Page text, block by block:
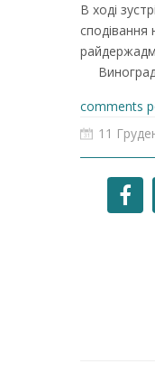
В ході
сподівання
comments
11